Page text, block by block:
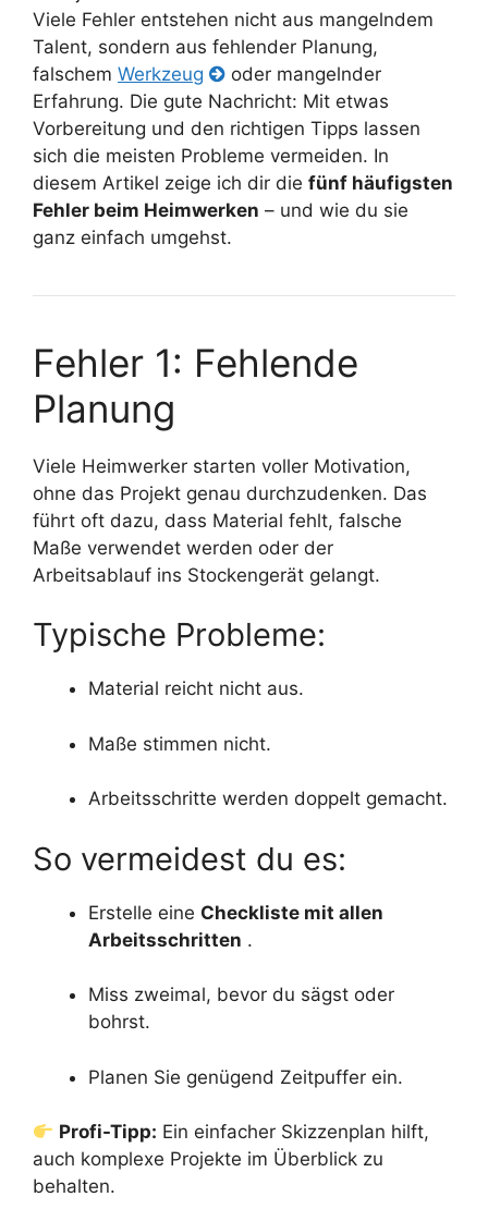
Viele Fehler entstehen nicht aus mangelndem
Talent, sondern aus fehlender Planung,
falschem Werkzeug
oder mangelnder
Erfahrung. Die gute Nachricht: Mit etwas
Vorbereitung und den richtigen Tipps lassen
sich die meisten Probleme vermeiden. In
diesem Artikel zeige ich dir die fünf häufigsten
Fehler beim Heimwerken – und wie du sie
ganz einfach umgehst.
Fehler 1: Fehlende
Planung
Viele Heimwerker starten voller Motivation,
ohne das Projekt genau durchzudenken. Das
führt oft dazu, dass Material fehlt, falsche
Maße verwendet werden oder der
Arbeitsablauf ins Stockengerät gelangt.
Typische Probleme:
Material reicht nicht aus.
Maße stimmen nicht.
Arbeitsschritte werden doppelt gemacht.
So vermeidest du es:
Erstelle eine Checkliste mit allen
Arbeitsschritten .
Miss zweimal, bevor du sägst oder
bohrst.
Planen Sie genügend Zeitpuffer ein.
Profi-Tipp: Ein einfacher Skizzenplan hilft,
auch komplexe Projekte im Überblick zu
behalten.